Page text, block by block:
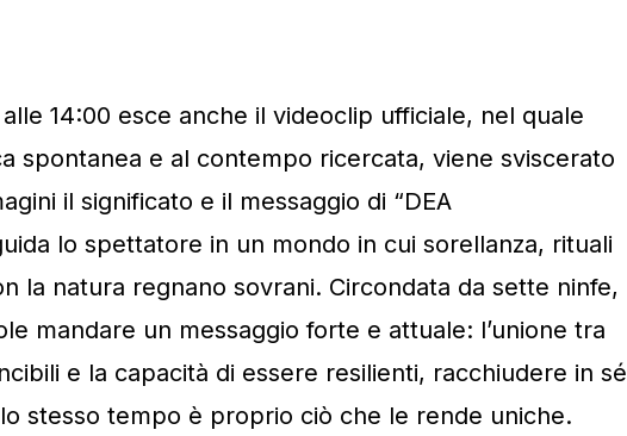
14:00 esce anche il videoclip ufficiale, nel quale
spontanea e al contempo ricercata, viene sviscerato
il significato e il messaggio di “DEA
lo spettatore in un mondo in cui sorellanza, rituali
la natura regnano sovrani. Circondata da sette ninfe,
mandare un messaggio forte e attuale: l’unione tra
e la capacità di essere resilienti, racchiudere in sé
stesso tempo è proprio ciò che le rende uniche.